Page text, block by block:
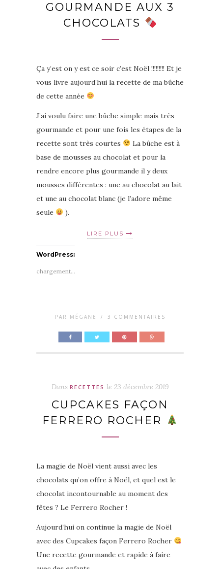
GOURMANDE AUX 3
CHOCOLATS
Ça y’est on y est ce soir c’est Noël !!!!!!!!! Et je
vous livre aujourd’hui la recette de ma bûche
de cette année
J’ai voulu faire une bûche simple mais très
gourmande et pour une fois les étapes de la
recette sont très courtes
La bûche est à
base de mousses au chocolat et pour la
rendre encore plus gourmande il y deux
mousses différentes : une au chocolat au lait
et une au chocolat blanc (je l’adore même
seule
).
LIRE PLUS
WordPress:
chargement…
PAR MÉGANE / 3 COMMENTAIRES
Dans RECETTES le 23 décembre 2019
CUPCAKES FAÇON
FERRERO ROCHER
La magie de Noël vient aussi avec les
chocolats qu’on offre à Noël, et quel est le
chocolat incontournable au moment des
fêtes ? Le Ferrero Rocher !
Aujourd’hui on continue la magie de Noël
avec des Cupcakes façon Ferrero Rocher
Une recette gourmande et rapide à faire